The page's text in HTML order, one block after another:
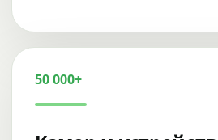
50 000+